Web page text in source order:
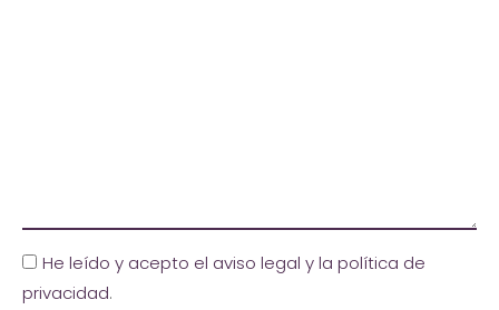
He leído y acepto el aviso legal y la política de
privacidad.